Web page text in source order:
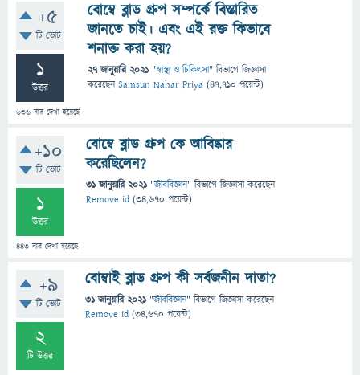
+5
টি ভোট
1
উত্তর
636 বার দেখা হয়েছে
বোম্বে ব্লাড গ্রুপ সম্পর্কে বিস্তারিত
জানতে চাই। এবং এই রক্ত কিভাবে
শনাক্ত করা হয়?
27 জানুয়ারি 2021 "স্বাস্থ্য ও চিকিৎসা" বিভাগে জিজ্ঞাসা
করেছেনSamsun Nahar Priya (47,710 পয়েন্ট)
+10
টি ভোট
1
উত্তর
443 বার দেখা হয়েছে
বোম্বে ব্লাড গ্রুপ কে আবিষ্কার
করেছিলেন?
31 জানুয়ারি 2021 "জীববিজ্ঞান" বিভাগে জিজ্ঞাসাকরেছেন
Remove id (34,670 পয়েন্ট)
+9
টি ভোট
2
টি উত্তর
বোম্বাই ব্লাড গ্রুপ কী সর্বজনীন দাতা?
31 জানুয়ারি 2021 "জীববিজ্ঞান" বিভাগে জিজ্ঞাসাকরেছেন
Remove id (34,670 পয়েন্ট)